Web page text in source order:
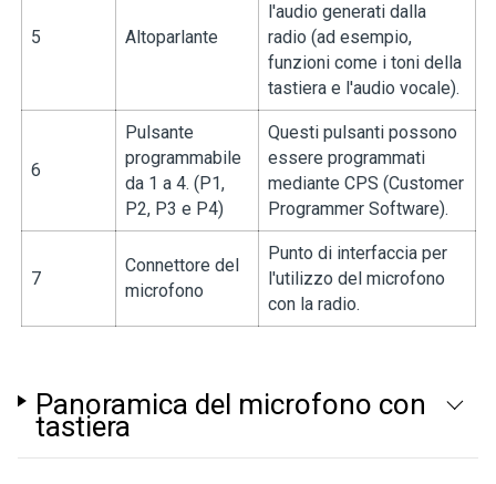
5 Altoparlante
l'audio generati dalla
radio (ad esempio,
funzioni come i toni della
tastiera e l'audio vocale).
6
Pulsante
programmabile
da 1 a 4. (P1,
P2, P3 e P4)
Questi pulsanti possono
essere programmati
mediante CPS (Customer
Programmer Software).
7
Connettore del
microfono
Punto di interfaccia per
l'utilizzo del microfono
con la radio.
Panoramica del microfono con
tastiera